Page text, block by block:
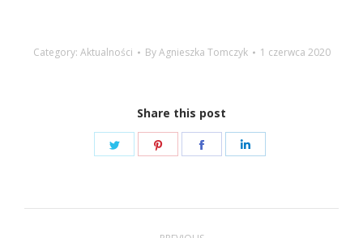
Category: Aktualności ByAgnieszka Tomczyk 1 czerwca 2020
Share this post
Share
Share
Share